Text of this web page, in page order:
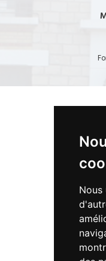
Nous
17, bd de la
hotel-